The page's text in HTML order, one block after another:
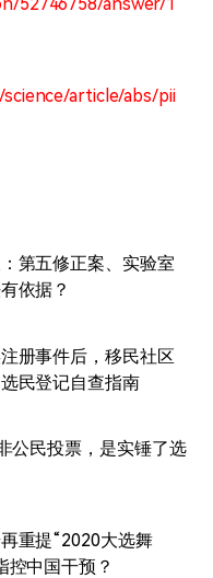
article/abs/pii
第五修正案、实验室
依据？
册事件后，移民社区
民登记自查指南
公民投票，是实锤了选
重提“2020大选舞
中国干预？